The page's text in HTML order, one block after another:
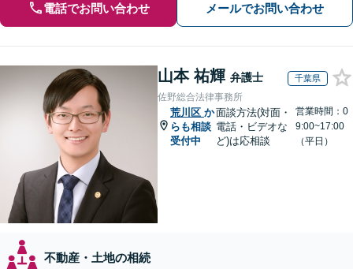
電話でお問い合わせ メールでお問い合わせ
山本 祐輝 弁護士 千葉県
佐野総合法律事務所
荒川区 か
らも相談
受付中
面談方法(対面・
電話・ビデオな
ど)は応相談
営業時間：0
9:00~17:00
（平日）
不動産・土地の相続